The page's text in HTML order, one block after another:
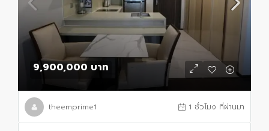
9,900,000 บาท
theemprime1 1 ชั่วโมง ที่ผ่านมา